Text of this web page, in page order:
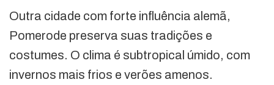
Outra cidade com forte influência alemã,
Pomerode preserva suas tradições e
costumes. O clima é subtropical úmido, com
invernos mais frios e verões amenos.